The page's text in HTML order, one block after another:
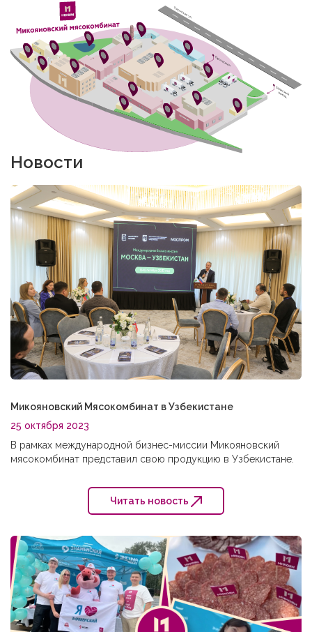
Новости
Микояновский Мясокомбинат в Узбекистане
25 октября 2023
В рамках международной бизнес-миссии Микояновский
мясокомбинат представил свою продукцию в Узбекистане.
Читать новость